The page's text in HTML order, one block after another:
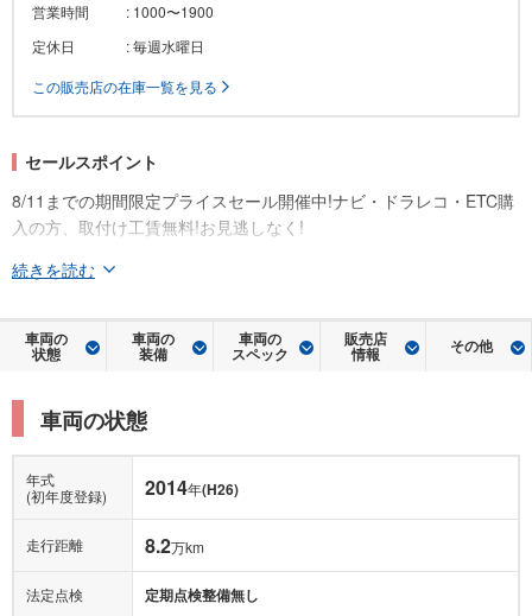
営業時間
: 1000〜1900
定休日
: 毎週水曜日
この販売店の在庫一覧を見る
セールスポイント
8/11までの期間限定プライスセール開催中!ナビ・ドラレコ・ETC購
入の方、取付け工賃無料!お見逃しなく!
続きを読む
車両の
状態
車両の
装備
車両の
スペック
販売店
情報 その他
車両の状態
年式
(初年度登録)
2014年(H26)
走行距離 8.2万km
法定点検 定期点検整備無し